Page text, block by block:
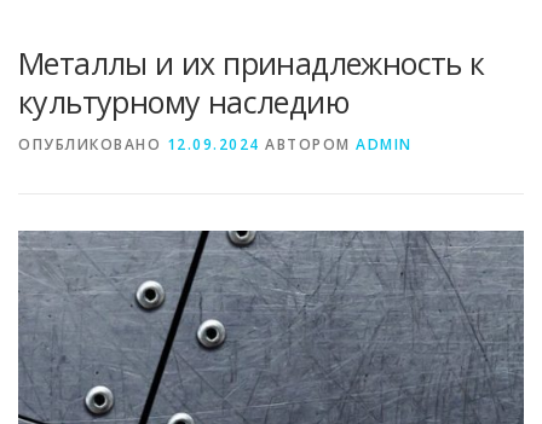
МЕТАЛЛЫ И ОКРУЖАЮЩАЯ СРЕДА
СВОЙСТВА МЕТАЛЛОВ СОРТА МЕТАЛЛОВ
СТАТЬИ
Металлы и их принадлежность к
культурному наследию
ОПУБЛИКОВАНО 12.09.2024 АВТОРОМ ADMIN